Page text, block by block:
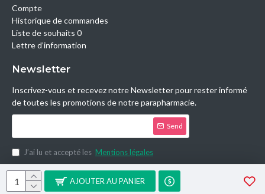
AJOUTER AU PANIER
Compte
Historique de commandes
Liste de souhaits 0
Lettre d’information
Newsletter
Inscrivez-vous et recevez notre Newsletter pour rester informé
de toutes les promotions de notre parapharmacie.
Send
J’ai lu et accepté les Mentions légales
Copyright © 2014, Parashop.tn, All Rights Reserved.